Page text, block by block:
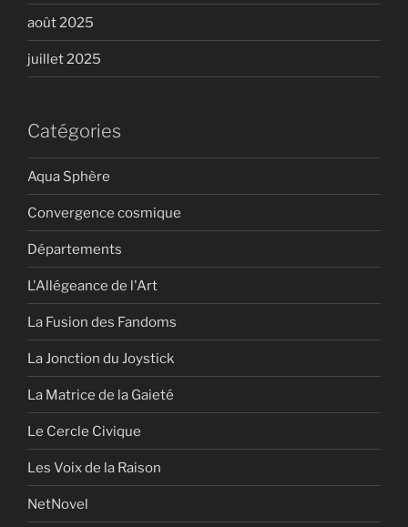
août 2025
juillet 2025
Catégories
Aqua Sphère
Convergence cosmique
Départements
L'Allégeance de l'Art
La Fusion des Fandoms
La Jonction du Joystick
La Matrice de la Gaieté
Le Cercle Civique
Les Voix de la Raison
NetNovel